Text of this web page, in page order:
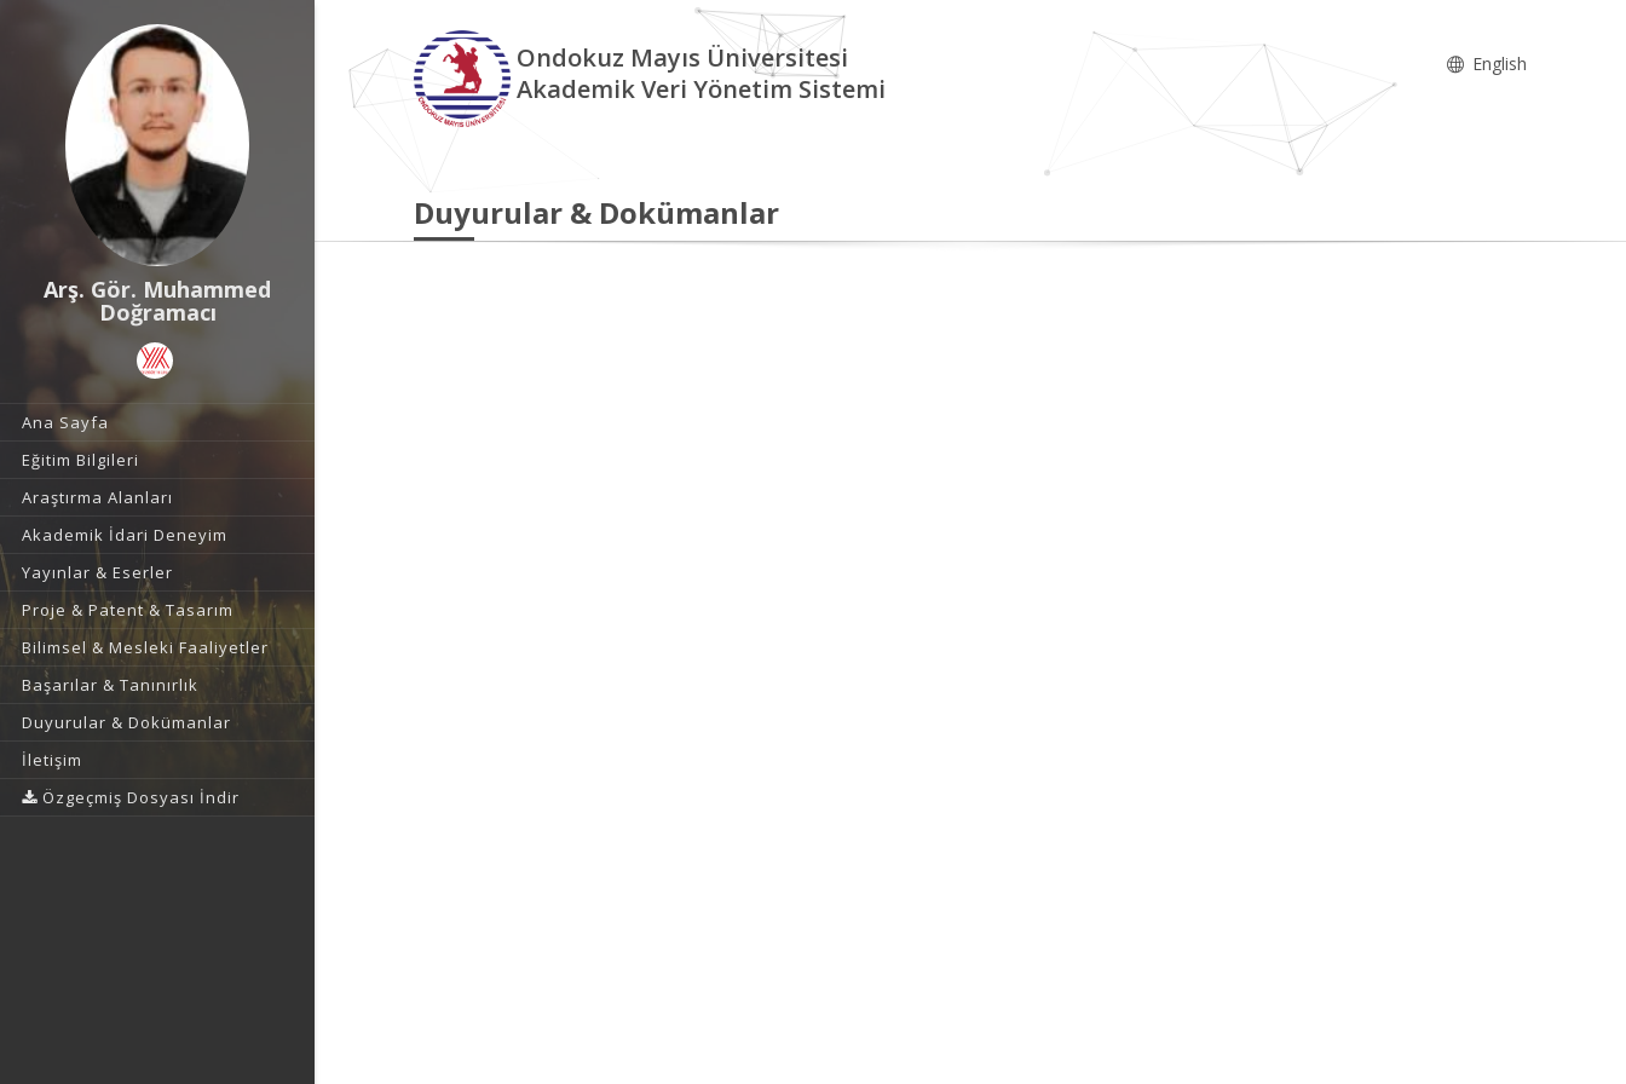
Arş. Gör. Muhammed
Doğramacı
Ana Sayfa
Eğitim Bilgileri
Araştırma Alanları
Akademik İdari Deneyim
Yayınlar & Eserler
Proje & Patent & Tasarım
Bilimsel & Mesleki Faaliyetler
Başarılar & Tanınırlık
Duyurular & Dokümanlar
İletişim
Özgeçmiş Dosyası İndir
Ondokuz Mayıs Üniversitesi
Akademik Veri Yönetim Sistemi
English
Duyurular & Dokümanlar